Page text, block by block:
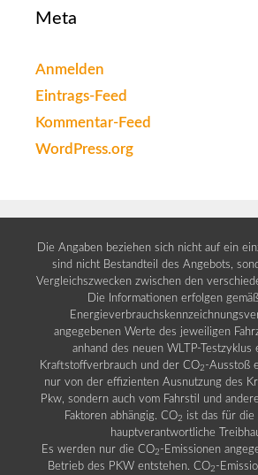
Meta
Anmelden
Eintrags-Feed
Kommentar-Feed
WordPress.org
Die Angaben beziehen sich nicht auf ein
sind nicht Bestandteil des Angebots,
Vergleichszwecken zwischen den
Die Informationen erfolgen
angegebenen Werte des jeweiligen
anhand des neuen WLTP-
Kraftstoffverbrauch und der CO2 -Ausstoß
nur von der effizienten Ausnutzung des
Pkw, sondern auch vom Fahrstil und
Faktoren abhängig. CO2 ist das für die
hauptverantwortliche
Es werden nur die CO2 -Emissionen
Betrieb des PKW entstehen. CO2 -